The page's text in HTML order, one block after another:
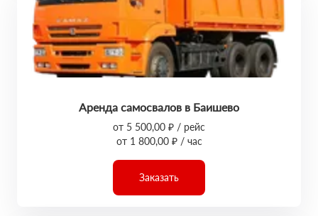
Аренда самосвалов в Баишево
от 5 500,00 ₽ / рейс
от 1 800,00 ₽ / час
Заказать